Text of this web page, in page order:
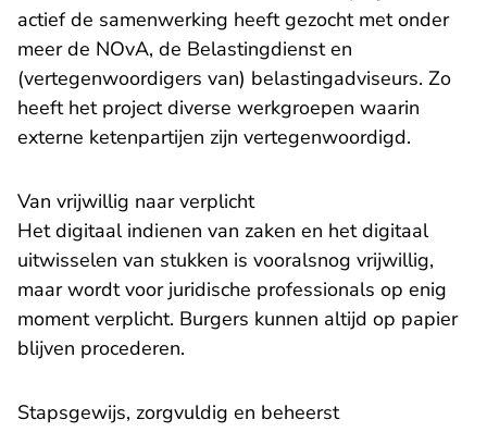
actief de samenwerking heeft gezocht met onder
meer de NOvA, de Belastingdienst en
(vertegenwoordigers van) belastingadviseurs. Zo
heeft het project diverse werkgroepen waarin
externe ketenpartijen zijn vertegenwoordigd.
Van vrijwillig naar verplicht
Het digitaal indienen van zaken en het digitaal
uitwisselen van stukken is vooralsnog vrijwillig,
maar wordt voor juridische professionals op enig
moment verplicht. Burgers kunnen altijd op papier
blijven procederen.
Stapsgewijs, zorgvuldig en beheerst